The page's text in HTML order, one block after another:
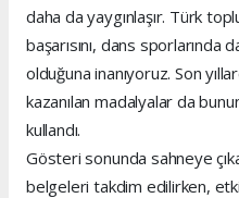
daha da yaygınlaşır. Türk
başarısını, dans
olduğuna inanıyoruz. Son
kazanılan madalyalar da
kullandı.
Gösteri sonunda sahneye
belgeleri takdim edilirken,